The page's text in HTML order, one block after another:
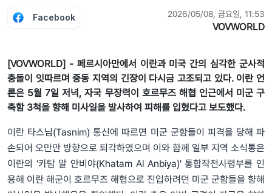
Facebook 2026/05/08, 금요일, 11:53
VOVWORLD
[VOVWORLD] - 페르시아만에서 이란과 미국 간의 심각한 군사적
충돌이 잇따르며 중동 지역의 긴장이 다시금 고조되고 있다. 이란 언
론은 5월 7일 저녁, 자국 무장력이 호르무즈 해협 인근에서 미군 구
축함 3척을 향해 미사일을 발사하여 피해를 입혔다고 보도했다.
이란 타스님(Tasnim) 통신에 따르면 미군 군함들이 피격을 당해 파
손되어 오만만 방향으로 퇴각하였으며 이와 함께 일부 지역 소식통은
이란의 '카탐 알 안비야(Khatam Al Anbiya)' 통합작전사령부를 인
용해 이란 해군이 호르무즈 해협으로 진입하려던 미군 군함들을 향해